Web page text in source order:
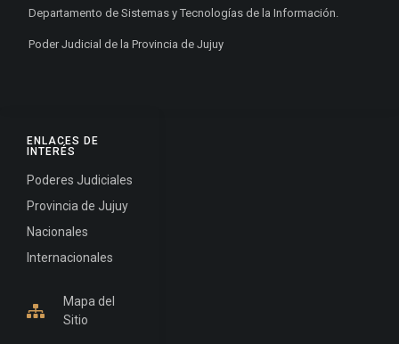
ENLACES DE
INTERÉS
Poderes Judiciales
Provincia de Jujuy
Nacionales
Internacionales
Mapa del
Sitio
Departamento de Sistemas y Tecnologías de la Información.
Poder Judicial de la Provincia de Jujuy